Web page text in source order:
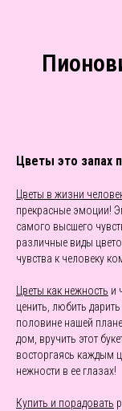
Цветы это запах
Цветы в жизни
прекрасные эмоции!
самого высшего
различные виды
чувства к человеку
Цветы как нежность и
ценить, любить
половине нашей
дом, вручить этот
восторгаясь каждым
нежности в ее глазах!
Купить и порадовать